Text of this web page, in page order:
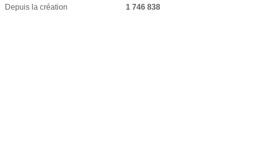
Depuis la création
1 746 838